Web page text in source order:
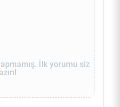
İlk yorumu siz